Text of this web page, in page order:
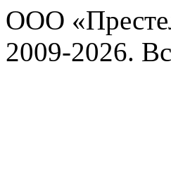
ООО
2009-2026.